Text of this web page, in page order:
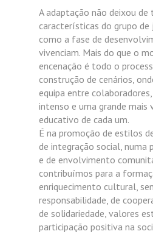
A adaptação não deixou de
características do grupo de
como a fase de
vivenciam. Mais do que o
encenação é todo o
construção de cenários,
equipa entre
intenso e uma grande mais
educativo de cada um.
É na promoção de estilos
de integração social, numa
e de envolvimento
contribuímos para a
enriquecimento cultural,
responsabilidade, de
de solidariedade, valores
participação positiva na